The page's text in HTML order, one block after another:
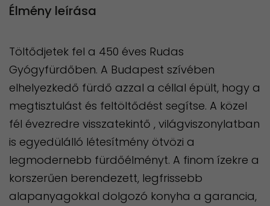
Élmény leírása
Töltődjetek fel a 450 éves Rudas
Gyógyfürdőben. A Budapest szívében
elhelyezkedő fürdő azzal a céllal épült, hogy a
megtisztulást és feltöltődést segítse. A közel
fél évezredre visszatekintő , világviszonylatban
is egyedülálló létesítmény ötvözi a
legmodernebb fürdőélményt. A finom ízekre a
korszerűen berendezett, legfrissebb
alapanyagokkal dolgozó konyha a garancia,